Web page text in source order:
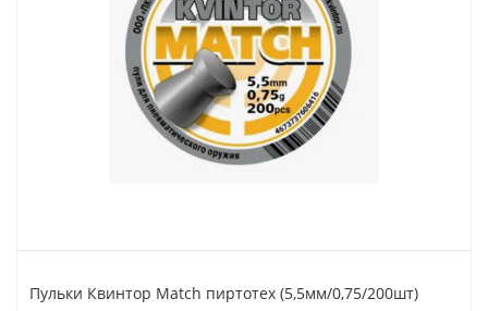
Пульки Квинтор Match пиртотех (5,5мм/0,75/200шт)